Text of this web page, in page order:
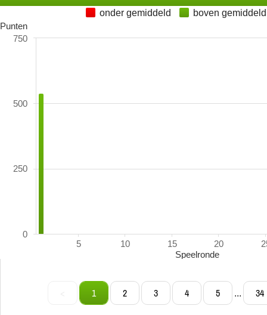
onder gemiddeld boven gemiddeld
Speelronde
Punten
5 10 15 20
0
250
500
750
1 2 3 4 5 ... 34